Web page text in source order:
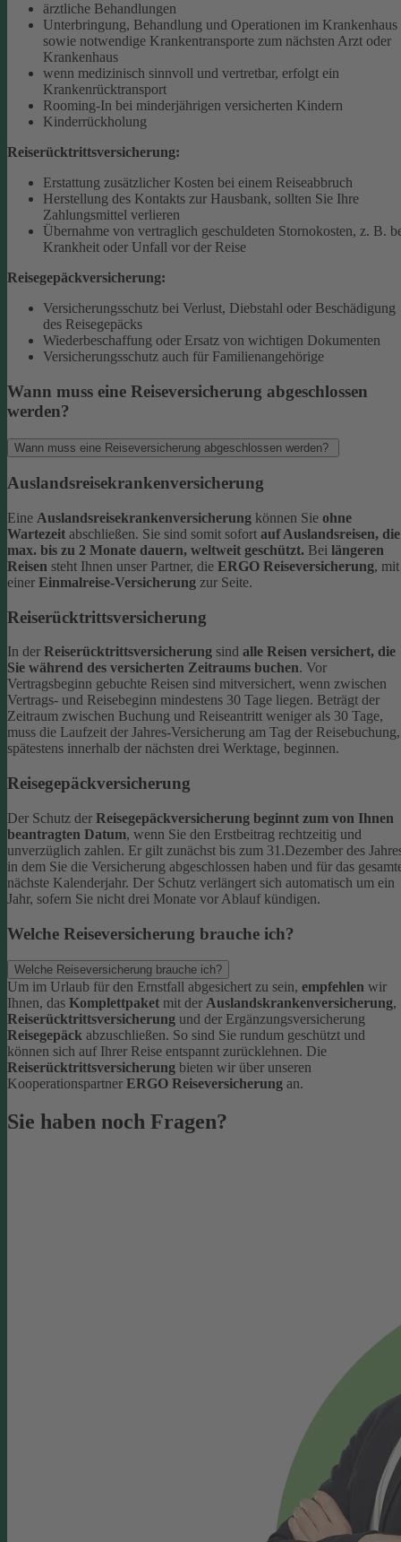
ärztliche Behandlungen
Unterbringung, Behandlung und Operationen im Krankenhaus
sowie notwendige Krankentransporte zum nächsten Arzt oder
Krankenhaus
wenn medizinisch sinnvoll und vertretbar, erfolgt ein
Krankenrücktransport
Rooming-In bei minderjährigen versicherten Kindern
Kinderrückholung
Reiserücktrittsversicherung:
Erstattung zusätzlicher Kosten bei einem Reiseabbruch
Herstellung des Kontakts zur Hausbank, sollten Sie Ihre
Zahlungsmittel verlieren
Übernahme von vertraglich geschuldeten Stornokosten, z. B.
Krankheit oder Unfall vor der Reise
Reisegepäckversicherung:
Versicherungsschutz bei Verlust, Diebstahl oder Beschädigung
des Reisegepäcks
Wiederbeschaffung oder Ersatz von wichtigen Dokumenten
Versicherungsschutz auch für Familienangehörige
Wann muss eine Reiseversicherung abgeschlossen
werden?
Wann muss eine Reiseversicherung abgeschlossen werden?
Auslandsreisekrankenversicherung
Eine Auslandsreisekrankenversicherung können Sie ohne
Wartezeit abschließen. Sie sind somit sofort auf Auslandsreisen, die
max. bis zu 2 Monate dauern, weltweit geschützt. Bei längeren
Reisen steht Ihnen unser Partner, die ERGO Reiseversicherung, mit
einer Einmalreise-Versicherung zur Seite.
Reiserücktrittsversicherung
In der Reiserücktrittsversicherung sind alle Reisen versichert, die
Sie während des versicherten Zeitraums buchen. Vor
Vertragsbeginn gebuchte Reisen sind mitversichert, wenn zwischen
Vertrags- und Reisebeginn mindestens 30 Tage liegen. Beträgt der
Zeitraum zwischen Buchung und Reiseantritt weniger als 30 Tage,
muss die Laufzeit der Jahres-Versicherung am Tag der Reisebuchung,
spätestens innerhalb der nächsten drei Werktage, beginnen.
Reisegepäckversicherung
Der Schutz der Reisegepäckversicherung beginnt zum von Ihnen
beantragten Datum, wenn Sie den Erstbeitrag rechtzeitig und
unverzüglich zahlen. Er gilt zunächst bis zum 31.Dezember des
in dem Sie die Versicherung abgeschlossen haben und für das
nächste Kalenderjahr. Der Schutz verlängert sich automatisch um ein
Jahr, sofern Sie nicht drei Monate vor Ablauf kündigen.
Welche Reiseversicherung brauche ich?
Welche Reiseversicherung brauche ich?
Um im Urlaub für den Ernstfall abgesichert zu sein, empfehlen wir
Ihnen, das Komplettpaket mit der Auslandskrankenversicherung,
Reiserücktrittsversicherung und der Ergänzungsversicherung
Reisegepäck abzuschließen. So sind Sie rundum geschützt und
können sich auf Ihrer Reise entspannt zurücklehnen. Die
Reiserücktrittsversicherung bieten wir über unseren
Kooperationspartner ERGO Reiseversicherung an.
Sie haben noch Fragen?